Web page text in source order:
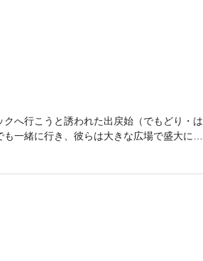
へ行こうと誘われた出戻始（でもどり・は
一緒に行き、彼らは大きな広場で盛大に楽
う。その後、釈放された彼らは、大家のお